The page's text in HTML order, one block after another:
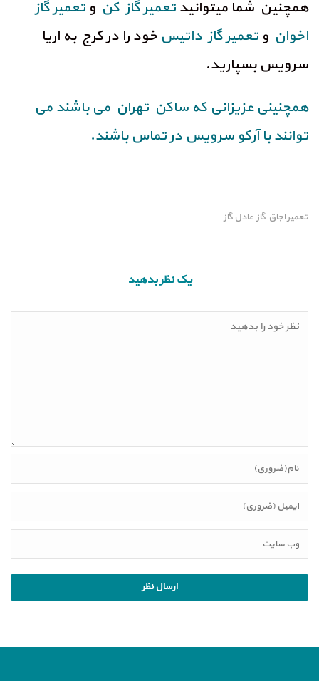
همچنین شما میتوانید تعمیر گاز کن و تعمیر گاز
اخوان و تعمیر گاز داتیس خود را در کرج به اریا
سرویس بسپارید.
همچنینی عزیزانی که ساکن تهران می باشند می
توانند با آرکو سرویس در تماس باشند.
تعمیر اجاق گاز عادل گاز
یک نظر بدهید